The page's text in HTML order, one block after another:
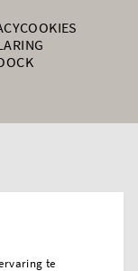
COOKIES
te